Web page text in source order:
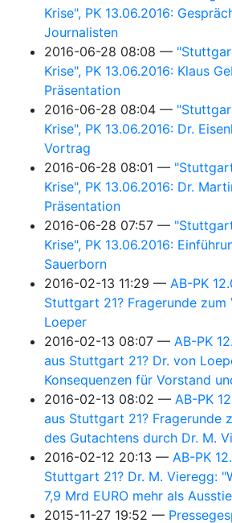
Krise", PK 13.06.2016:
Journalisten
2016-06-28 08:08
Krise", PK 13.06.2016: Klaus
Präsentation
2016-06-28 08:04
Krise", PK 13.06.2016: Dr.
Vortrag
2016-06-28 08:01
Krise", PK 13.06.2016: Dr.
Präsentation
2016-06-28 07:57
Krise", PK 13.06.2016:
Sauerborn
2016-02-13 11:29
AB-PK
Stuttgart 21? Fragerunde
Loeper
2016-02-13 08:07
AB-PK
aus Stuttgart 21? Dr. von
Konsequenzen für Vorstand
2016-02-13 08:02
AB-PK
aus Stuttgart 21? Fragerunde
des Gutachtens durch Dr. M.
2016-02-12 20:13
AB-PK
Stuttgart 21? Dr. M. Vieregg:
7,9 Mrd EURO mehr als
2015-11-27 19:52